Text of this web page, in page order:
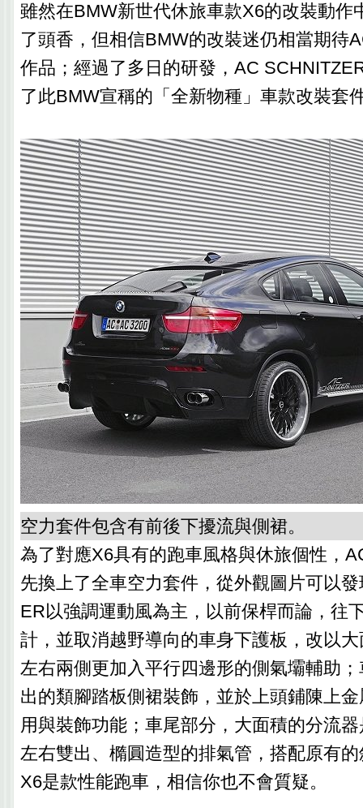
雖然在BMW新世代休旅車款X6的改裝動作
了頭香，但相信BMW的改裝迷仍相當期待
作品；經過了多日的研發，AC
了此BMW宣稱的「全新物種」車款改裝套
空力套件包含有前後下擾流與側裙。
為了對應X6具有的跑車風格與休旅個性，
先換上了全車空力套件，從外觀圖片可以
ER以強調運動風為主，以前保桿而論，往
計，並取消越野導向的車身下護板，改以
左右兩側更加入平行四邊形的側氣壩輔助
出的類腳踏板側裙裝飾，並於上頭鋪陳上
用與裝飾功能；車尾部分，大面積的分流
左右雙出、橢圓造型的排氣管，搭配原有
X6是款性能跑車，相信你也不會質疑。